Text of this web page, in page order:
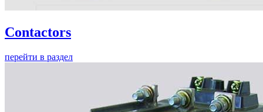
Contactors
перейти в раздел